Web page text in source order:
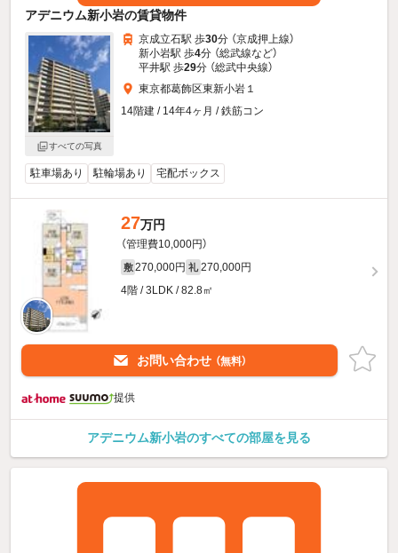
アデニウム新小岩の賃貸物件
すべての写真
京成立石駅 歩30分 （京成押上線）
新小岩駅 歩4分 （総武線など）
平井駅 歩29分 （総武中央線）
東京都葛飾区東新小岩１
14階建 / 14年4ヶ月 / 鉄筋コン
駐車場あり 駐輪場あり 宅配ボックス
27万円
（管理費10,000円）
敷 270,000円 礼 270,000円
4階 / 3LDK / 82.8㎡
お問い合わせ （無料）
提供
アデニウム新小岩のすべての部屋を見る